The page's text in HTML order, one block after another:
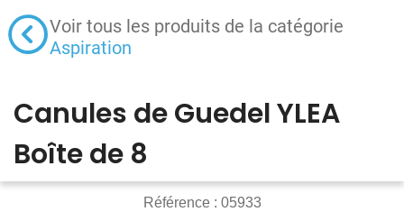
Voir tous les produits de la catégorie
Aspiration
Canules de Guedel YLEA
Boîte de 8
Référence : 05933